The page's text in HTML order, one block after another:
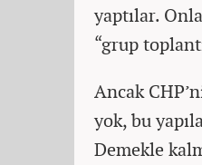
yaptılar.
“grup
Ancak
yok, bu
Demekle